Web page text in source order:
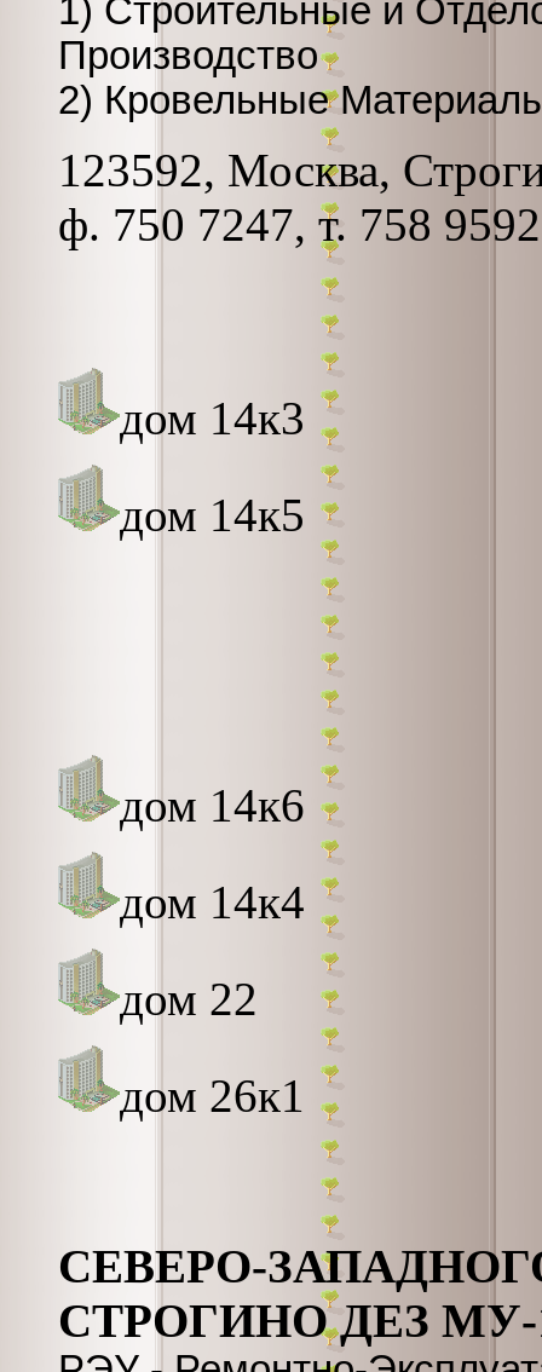
1) Строительные и
Производство
2) Кровельные
123592, Москва,
ф. 750 7247, т. 758 9592
дом 14к3
дом 14к5
дом 14к6
дом 14к4
дом 22
дом 26к1
СЕВЕРО-
СТРОГИНО ДЕЗ